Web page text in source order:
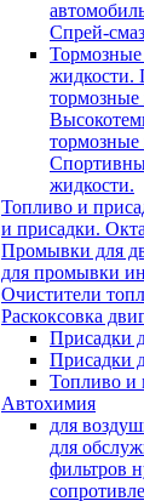
Спрей-
жидкости.
тормозные
тормозные
жидкости.
Топливо и
и присадки.
Промывки для
для промывки
Очистители
Раскоксовка
Присадки
Присадки
Топливо и
Автохимия
для
для
фильтров